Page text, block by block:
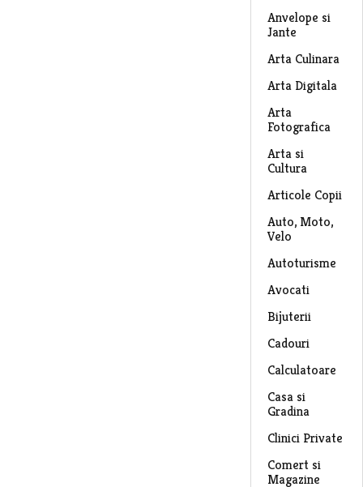
Anvelope si
Jante
Arta Culinara
Arta Digitala
Arta
Fotografica
Arta si
Cultura
Articole Copii
Auto, Moto,
Velo
Autoturisme
Avocati
Bijuterii
Cadouri
Calculatoare
Casa si
Gradina
Clinici Private
Comert si
Magazine